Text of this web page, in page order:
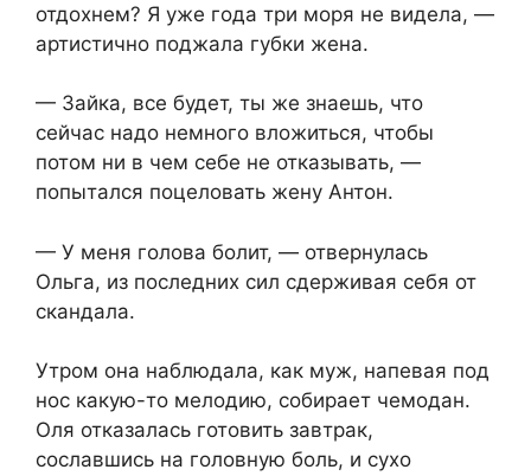
отдохнем? Я уже года три моря не видела, —
артистично поджала губки жена.
— Зайка, все будет, ты же знаешь, что
сейчас надо немного вложиться, чтобы
потом ни в чем себе не отказывать, —
попытался поцеловать жену Антон.
— У меня голова болит, — отвернулась
Ольга, из последних сил сдерживая себя от
скандала.
Утром она наблюдала, как муж, напевая под
нос какую-то мелодию, собирает чемодан.
Оля отказалась готовить завтрак,
сославшись на головную боль, и сухо